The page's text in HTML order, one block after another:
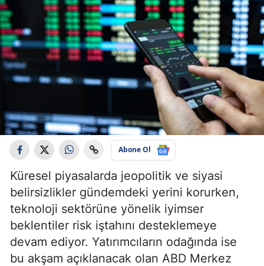
Abone Ol
Küresel piyasalarda jeopolitik ve siyasi
belirsizlikler gündemdeki yerini korurken,
teknoloji sektörüne yönelik iyimser
beklentiler risk iştahını desteklemeye
devam ediyor. Yatırımcıların odağında ise
bu akşam açıklanacak olan ABD Merkez